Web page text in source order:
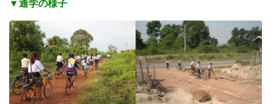
▼通学の様子